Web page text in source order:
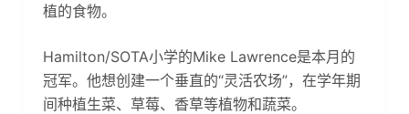
植的食物。
Hamilton/SOTA小学的Mike Lawrence是本月的
冠军。他想创建一个垂直的“灵活农场”，在学年期
间种植生菜、草莓、香草等植物和蔬菜。